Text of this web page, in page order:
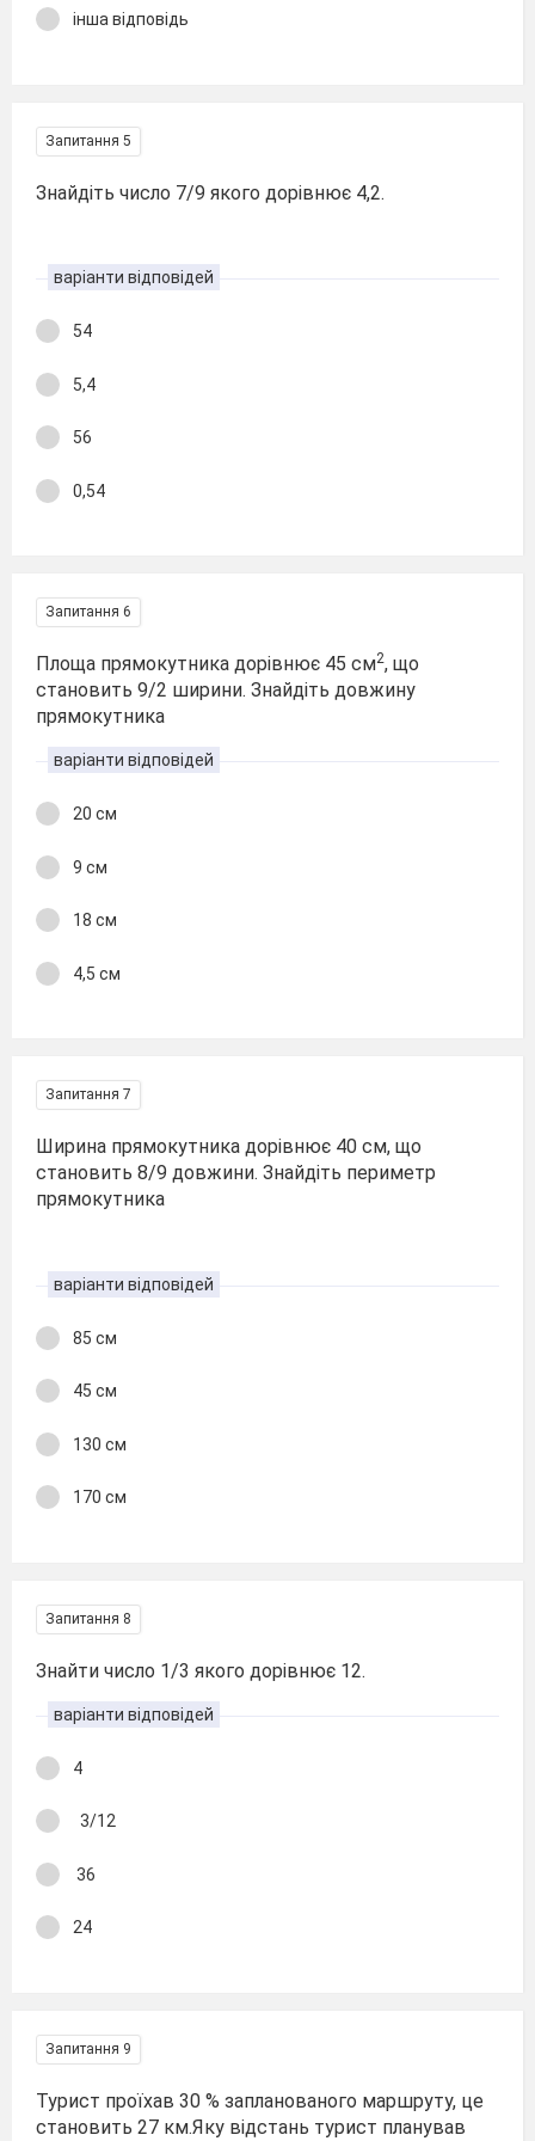
інша відповідь
Запитання 5
Знайдіть число 7/9 якого дорівнює 4,2.
варіанти відповідей
54
5,4
56
0,54
Запитання 6
Площа прямокутника дорівнює 45 см2, що
становить 9/2 ширини. Знайдіть довжину
прямокутника
варіанти відповідей
20 см
9 см
18 см
4,5 см
Запитання 7
Ширина прямокутника дорівнює 40 см, що
становить 8/9 довжини. Знайдіть периметр
прямокутника
варіанти відповідей
85 см
45 см
130 см
170 см
Запитання 8
Знайти число 1/3 якого дорівнює 12.
варіанти відповідей
4
3/12
36
24
Запитання 9
Турист проїхав 30 % запланованого маршруту, це
становить 27 км.Яку відстань турист планував